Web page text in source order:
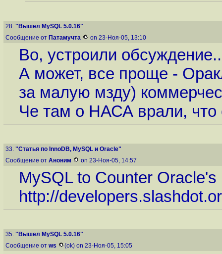
28. "Вышел MySQL 5.0.16"
Сообщение от Патамучта on 23-Ноя-05, 13:10
Во, устроили
А может, все проще -
за малую мзду)
Че там о НАСА врали, что
33. "Статья по InnoDB, MySQL и Oracle"
Сообщение от Аноним on 23-Ноя-05, 14:57
MySQL to Counter
http://
35. "Вышел MySQL 5.0.16"
Сообщение от ws (ok) on 23-Ноя-05, 15:05